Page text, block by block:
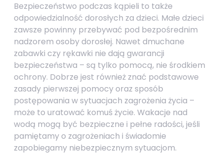
Bezpieczeństwo podczas kąpieli to także
odpowiedzialność dorosłych za dzieci. Małe dzieci
zawsze powinny przebywać pod bezpośrednim
nadzorem osoby dorosłej. Nawet dmuchane
zabawki czy rękawki nie dają gwarancji
bezpieczeństwa – są tylko pomocą, nie środkiem
ochrony. Dobrze jest również znać podstawowe
zasady pierwszej pomocy oraz sposób
postępowania w sytuacjach zagrożenia życia –
może to uratować komuś życie. Wakacje nad
wodą mogą być bezpieczne i pełne radości, jeśli
pamiętamy o zagrożeniach i świadomie
zapobiegamy niebezpiecznym sytuacjom.